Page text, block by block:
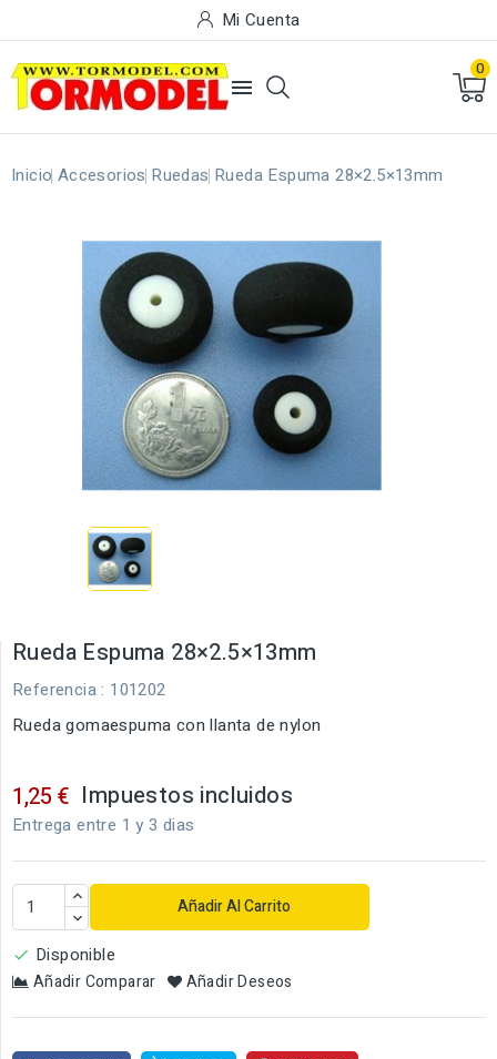
Mi Cuenta

0
Inicio Accesorios Ruedas Rueda Espuma 28×2.5×13mm
Rueda Espuma 28×2.5×13mm
Referencia : 101202
Rueda gomaespuma con llanta de nylon
1,25 € Impuestos incluidos
Entrega entre 1 y 3 dias
Añadir Al Carrito
 Disponible
Añadir Comparar Añadir Deseos